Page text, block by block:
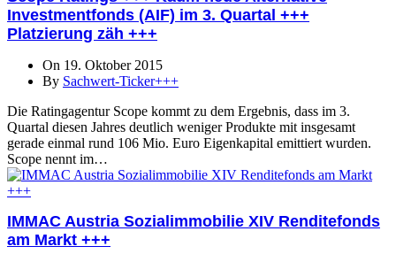
Investmentfonds (AIF) im 3. Quartal +++
Platzierung zäh +++
On 19. Oktober 2015
By Sachwert-Ticker+++
Die Ratingagentur Scope kommt zu dem Ergebnis, dass im 3.
Quartal diesen Jahres deutlich weniger Produkte mit insgesamt
gerade einmal rund 106 Mio. Euro Eigenkapital emittiert wurden.
Scope nennt im…
IMMAC Austria Sozialimmobilie XIV Renditefonds
am Markt +++